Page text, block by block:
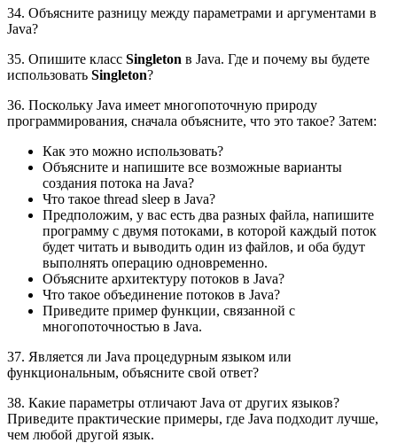
34. Объясните разницу между параметрами и аргументами в
Java?
35. Опишите класс Singleton в Java. Где и почему вы будете
использовать Singleton?
36. Поскольку Java имеет многопоточную природу
программирования, сначала объясните, что это такое? Затем:
Как это можно использовать?
Объясните и напишите все возможные варианты
создания потока на Java?
Что такое thread sleep в Java?
Предположим, у вас есть два разных файла, напишите
программу с двумя потоками, в которой каждый поток
будет читать и выводить один из файлов, и оба будут
выполнять операцию одновременно.
Объясните архитектуру потоков в Java?
Что такое объединение потоков в Java?
Приведите пример функции, связанной с
многопоточностью в Java.
37. Является ли Java процедурным языком или
функциональным, объясните свой ответ?
38. Какие параметры отличают Java от других языков?
Приведите практические примеры, где Java подходит лучше,
чем любой другой язык.